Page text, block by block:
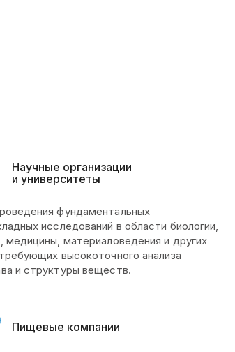
Научные организации
и университеты
фундаментальных
исследований в области биологии,
медицины, материаловедения и других
высокоточного анализа
и структуры веществ.
Пищевые компании